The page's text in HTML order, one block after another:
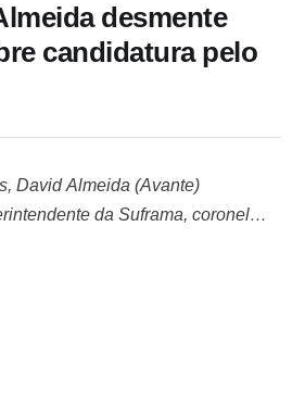
desmente
candidatura pelo
David Almeida (Avante)
da Suframa, coronel